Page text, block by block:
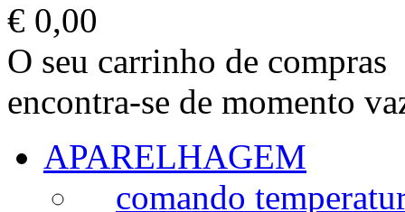
€ 0,00
O seu carrinho de compras
encontra-se de momento
APARELHAGEM
comando